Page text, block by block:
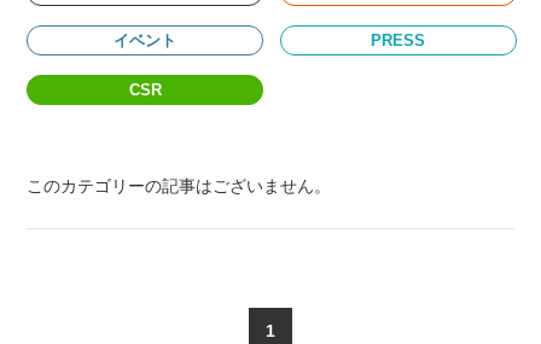
イベント PRESS
CSR
このカテゴリーの記事はございません。
1